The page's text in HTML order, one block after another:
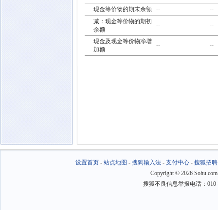
现金等价物的期末余额 --
--
减：现金等价物的期初
余额
-- --
现金及现金等价物净增
加额
-- --
设置首页- 站点地图 - 搜狗输入法- 支付中心- 搜狐招聘
Copyright © 2026
搜狐不良信息举报电话：010